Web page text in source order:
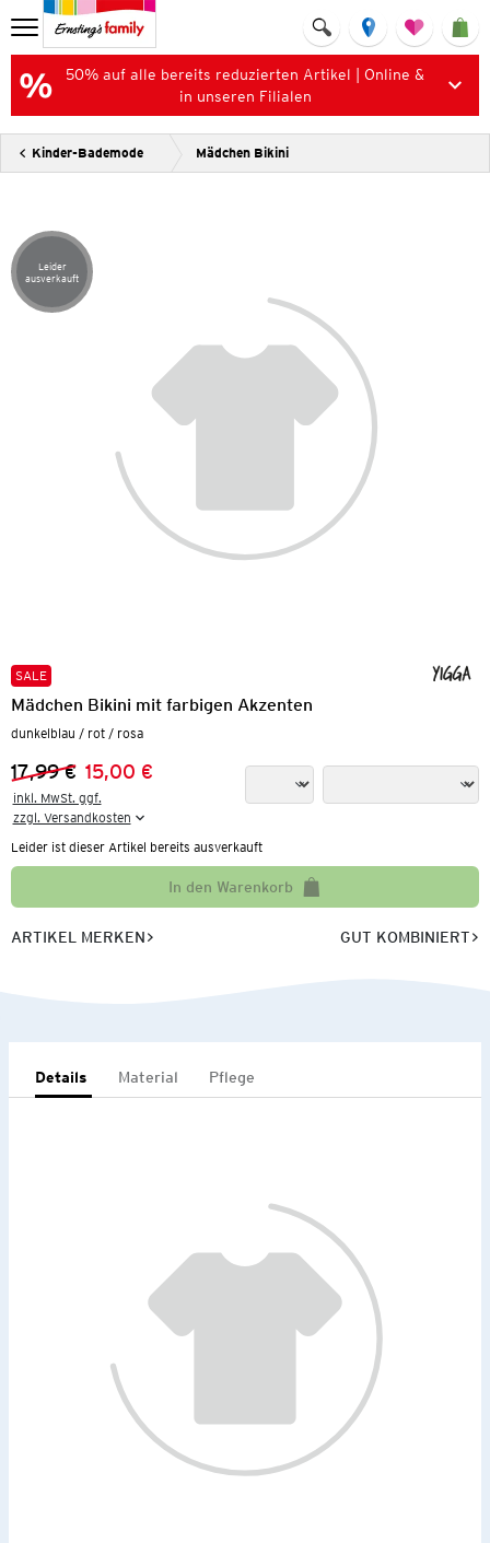
50% auf alle bereits reduzierten Artikel | Online &
in unseren Filialen
Kinder-Bademode Mädchen Bikini
Artikel leider ausverkauft
Leider
ausverkauft
SALE
Mädchen Bikini mit farbigen Akzenten
dunkelblau / rot / rosa
Vorheriger Preis:
17,99 €
Neuer Preis:
15,00 €
inkl. MwSt. ggf.
zzgl. Versandkosten
Leider ist dieser Artikel bereits ausverkauft
In den Warenkorb
ARTIKEL MERKEN GUT KOMBINIERT
Details Material Pflege